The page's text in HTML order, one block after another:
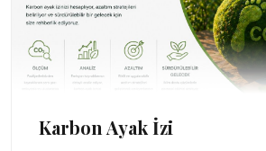
Karbon Ayak İzi